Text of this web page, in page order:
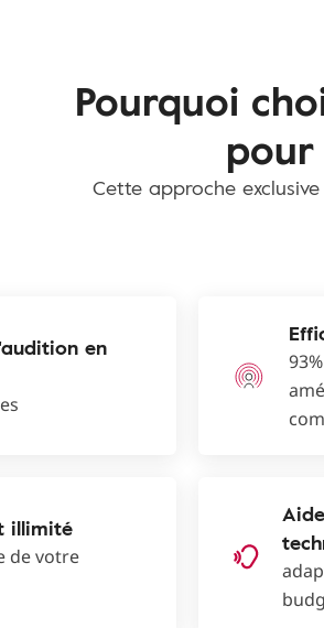
Pourquoi
Cette approche
en
illimité
de votre